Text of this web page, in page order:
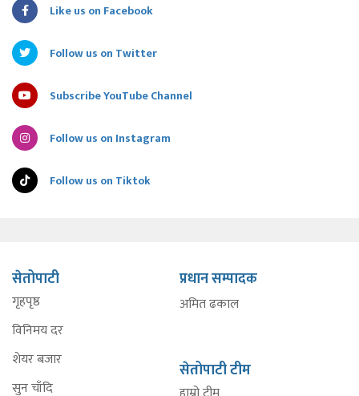
Like us on Facebook
Follow us on Twitter
Subscribe YouTube Channel
Follow us on Instagram
Follow us on Tiktok
सेतोपाटी
गृहपृष्ठ
विनिमय दर
शेयर बजार
सुन चाँदि
प्रधान सम्पादक
अमित ढकाल
सेतोपाटी टीम